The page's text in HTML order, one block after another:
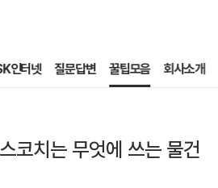
인터넷 질문답변 꿀팁모음 회사소개
코치는 무엇에 쓰는 물건